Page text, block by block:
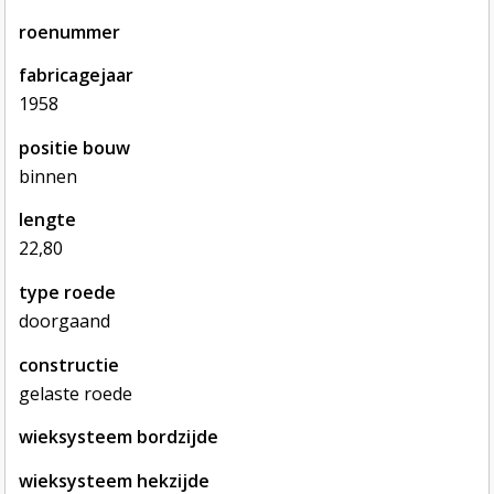
roenummer
fabricagejaar
1958
positie bouw
binnen
lengte
22,80
type roede
doorgaand
constructie
gelaste roede
wieksysteem bordzijde
wieksysteem hekzijde